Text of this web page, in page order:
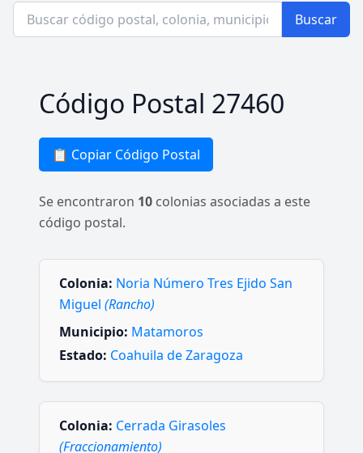
Buscar
Código Postal 27460
📋 Copiar Código Postal
Se encontraron 10 colonias asociadas a este
código postal.
Colonia: Noria Número Tres Ejido San
Miguel (Rancho)
Municipio: Matamoros
Estado: Coahuila de Zaragoza
Colonia: Cerrada Girasoles
(Fraccionamiento)